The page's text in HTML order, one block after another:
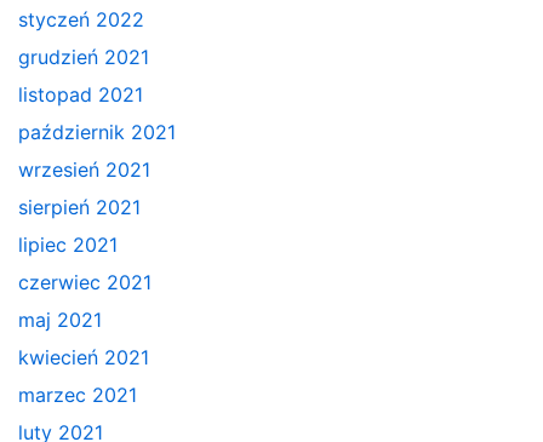
styczeń 2022
grudzień 2021
listopad 2021
październik 2021
wrzesień 2021
sierpień 2021
lipiec 2021
czerwiec 2021
maj 2021
kwiecień 2021
marzec 2021
luty 2021